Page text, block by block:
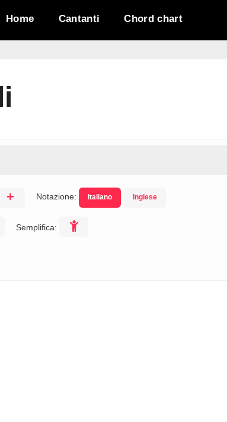
Home Cantanti Chord chart
+ Notazione: Italiano Inglese
Semplifica: